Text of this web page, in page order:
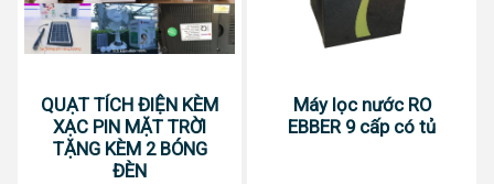
QUẠT TÍCH ĐIỆN KÈM
XẠC PIN MẶT TRỜI
TẶNG KÈM 2 BÓNG
ĐÈN
Máy lọc nước RO
EBBER 9 cấp có tủ